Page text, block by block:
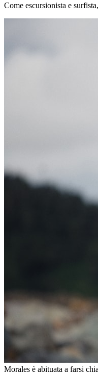
Come escursionista e
Morales è abituata a farsi